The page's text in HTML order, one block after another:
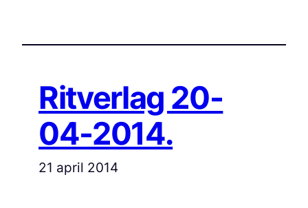
Ritverlag 20-
04-2014.
21 april 2014